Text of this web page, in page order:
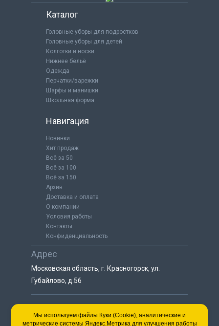
Каталог
Головные уборы для подростков
Головные уборы для детей
Колготки и носки
Нижнее бельё
Одежда
Перчатки/варежки
Шарфы и манишки
Школьная форма
Навигация
Новинки
Хит продаж
Всё за 50
Всё за 100
Всё за 150
Архив
Доставка и оплата
О компании
Условия работы
Контакты
Конфиденциальность
Адрес
Московская область, г. Красногорск, ул.
Губайлово, д.56
8 (925) 064-55-25
Мы используем файлы Куки (Cookie), аналитические и
метрические системы Яндекс.Метрика для улучшения работы